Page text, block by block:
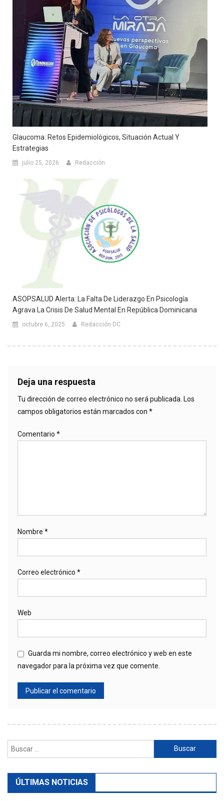
Glaucoma: Retos Epidemiológicos, Situación Actual Y
Estrategias
julio 25, 2026 Redacción
ASOPSALUD Alerta: La Falta De Liderazgo En Psicología
Agrava La Crisis De Salud Mental En República Dominicana
octubre 6, 2025 Redacción DC
Deja una respuesta
Tu dirección de correo electrónico no será publicada. Los
campos obligatorios están marcados con *
Comentario *
Nombre *
Correo electrónico *
Web
Guarda mi nombre, correo electrónico y web en este
navegador para la próxima vez que comente.
Buscar:
ÚLTIMAS NOTICIAS